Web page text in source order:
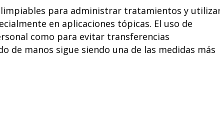
para administrar tratamientos y
en aplicaciones tópicas. El uso de
como para evitar transferencias
de manos sigue siendo una de las medidas más